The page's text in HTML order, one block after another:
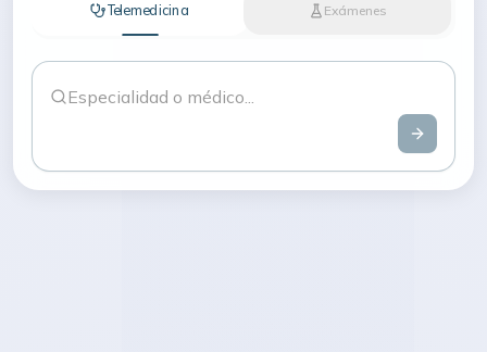
Telemedicina Exámenes